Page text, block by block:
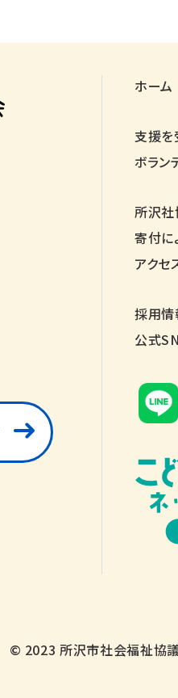
ホーム
支援を
ボラン
所沢社
寄付に
アクセ
採用情
公式
© 2023 所沢市社会福祉協